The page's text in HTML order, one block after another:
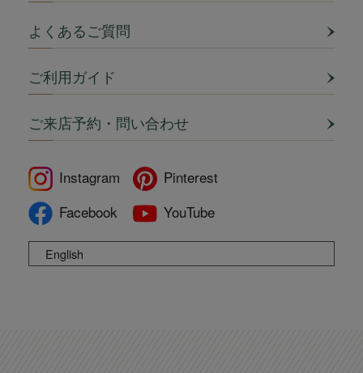
よくあるご質問
ご利用ガイド
ご来店予約・問い合わせ
Instagram
Pinterest
Facebook
YouTube
English